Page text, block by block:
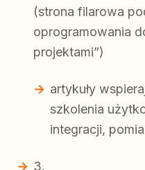
(strona filarowa
oprogramowania
projektami”)
artykuły
szkolenia
integracji,